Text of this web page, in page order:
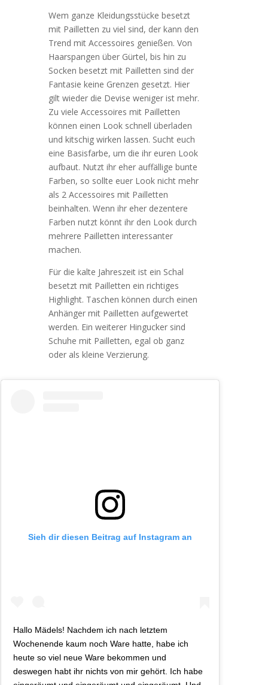
Wem ganze Kleidungsstücke besetzt
mit Pailletten zu viel sind, der kann den
Trend mit Accessoires genießen. Von
Haarspangen über Gürtel, bis hin zu
Socken besetzt mit Pailletten sind der
Fantasie keine Grenzen gesetzt. Hier
gilt wieder die Devise weniger ist mehr.
Zu viele Accessoires mit Pailletten
können einen Look schnell überladen
und kitschig wirken lassen. Sucht euch
eine Basisfarbe, um die ihr euren Look
aufbaut. Nutzt ihr eher auffällige bunte
Farben, so sollte euer Look nicht mehr
als 2 Accessoires mit Pailletten
beinhalten. Wenn ihr eher dezentere
Farben nutzt könnt ihr den Look durch
mehrere Pailletten interessanter
machen.
Für die kalte Jahreszeit ist ein Schal
besetzt mit Pailletten ein richtiges
Highlight. Taschen können durch einen
Anhänger mit Pailletten aufgewertet
werden. Ein weiterer Hingucker sind
Schuhe mit Pailletten, egal ob ganz
oder als kleine Verzierung.
Sieh dir diesen Beitrag auf Instagram an
Hallo Mädels! Nachdem ich nach letztem
Wochenende kaum noch Ware hatte, habe ich
heute so viel neue Ware bekommen und
deswegen habt ihr nichts von mir gehört. Ich habe